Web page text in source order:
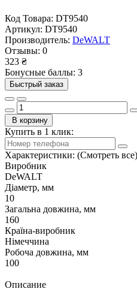
Код Товара: DT9540
Артикул: DT9540
Производитель: DeWALT
Отзывы: 0
323 ₴
Бонусные баллы: 3
Быстрый заказ
В корзину
Купить в 1 клик:
Характеристики: (Смотреть все)
Виробник
DeWALT
Діаметр, мм
10
Загальна довжина, мм
160
Країна-виробник
Німеччина
Робоча довжина, мм
100
Описание